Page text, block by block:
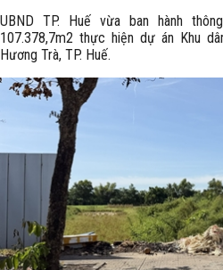
UBND TP. Huế vừa ban hành
107.378,7m2 thực hiện dự án Khu
Hương Trà, TP. Huế.